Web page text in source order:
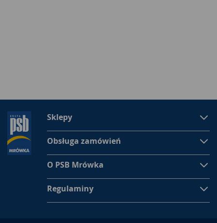
Sklepy
Obsługa zamówień
O PSB Mrówka
Regulaminy